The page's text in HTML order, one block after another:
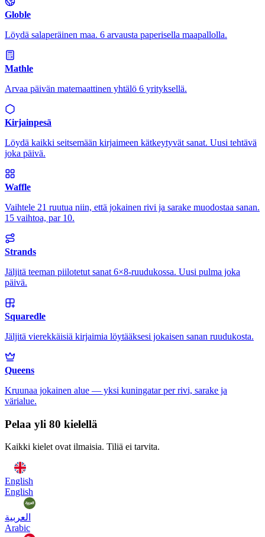
Globle
Löydä salaperäinen maa. 6 arvausta paperisella maapallolla.
Mathle
Arvaa päivän matemaattinen yhtälö 6 yrityksellä.
Kirjainpesä
Löydä kaikki seitsemään kirjaimeen kätkeytyvät sanat. Uusi tehtävä
joka päivä.
Waffle
Vaihtele 21 ruutua niin, että jokainen rivi ja sarake muodostaa sanan.
15 vaihtoa, par 10.
Strands
Jäljitä teeman piilotetut sanat 6×8-ruudukossa. Uusi pulma joka
päivä.
Squaredle
Jäljitä vierekkäisiä kirjaimia löytääksesi jokaisen sanan ruudukosta.
Queens
Kruunaa jokainen alue — yksi kuningatar per rivi, sarake ja
värialue.
Pelaa yli 80 kielellä
Kaikki kielet ovat ilmaisia. Tiliä ei tarvita.
English
English
العربية
Arabic